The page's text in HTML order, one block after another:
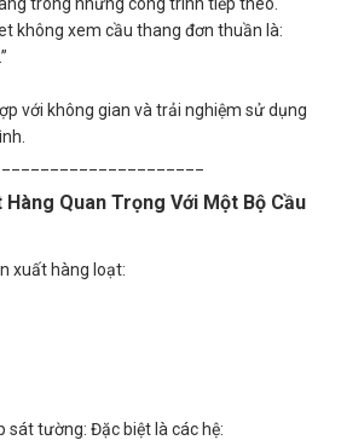
không xem cầu thang đơn thuần là:
với không gian và trải nghiệm sử dụng
Quan Trọng Với Một Bộ Cầu
xuất hàng loạt:
sát tường: Đặc biệt là các hệ: